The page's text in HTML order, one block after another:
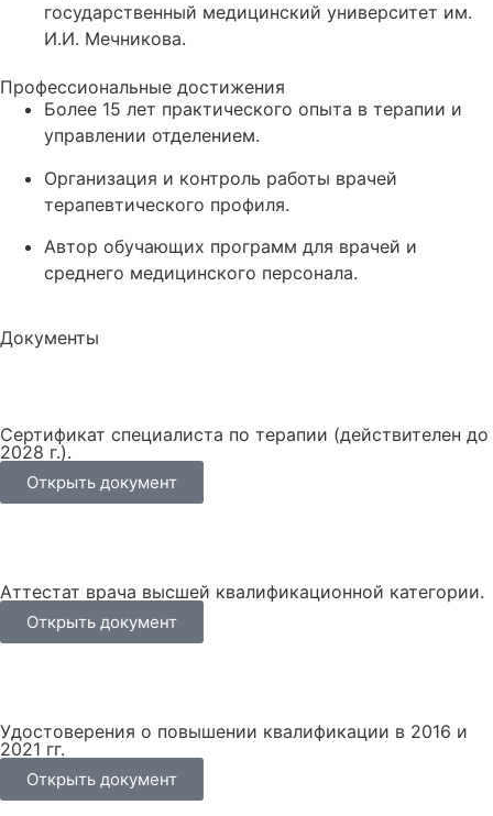
государственный медицинский университет им.
И.И. Мечникова.
Профессиональные достижения
Более 15 лет практического опыта в терапии и
управлении отделением.
Организация и контроль работы врачей
терапевтического профиля.
Автор обучающих программ для врачей и
среднего медицинского персонала.
Документы
Сертификат специалиста по терапии (действителен до
2028 г.).
Открыть документ
Аттестат врача высшей квалификационной категории.
Открыть документ
Удостоверения о повышении квалификации в 2016 и
2021 гг.
Открыть документ